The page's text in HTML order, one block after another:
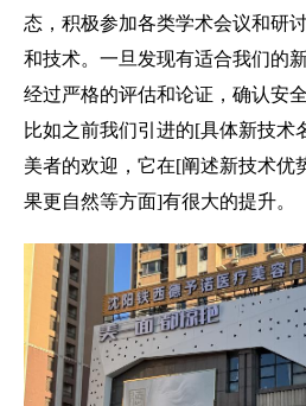
态，积极参加各类学术会议和研
和技术。一旦发现有适合我们的
经过严格的评估和论证，确认安
比如之前我们引进的[具体新技术
美者的欢迎，它在[阐述新技术优
果更自然等方面]有很大的提升。